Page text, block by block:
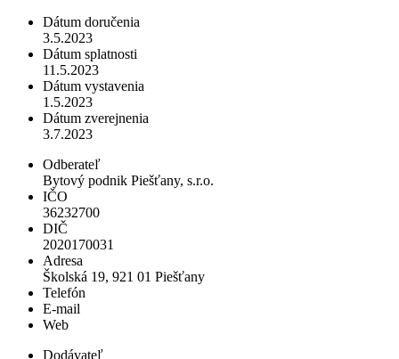
Dátum doručenia
3.5.2023
Dátum splatnosti
11.5.2023
Dátum vystavenia
1.5.2023
Dátum zverejnenia
3.7.2023
Odberateľ
Bytový podnik Piešťany, s.r.o.
IČO
36232700
DIČ
2020170031
Adresa
Školská 19, 921 01 Piešťany
Telefón
E-mail
Web
Dodávateľ